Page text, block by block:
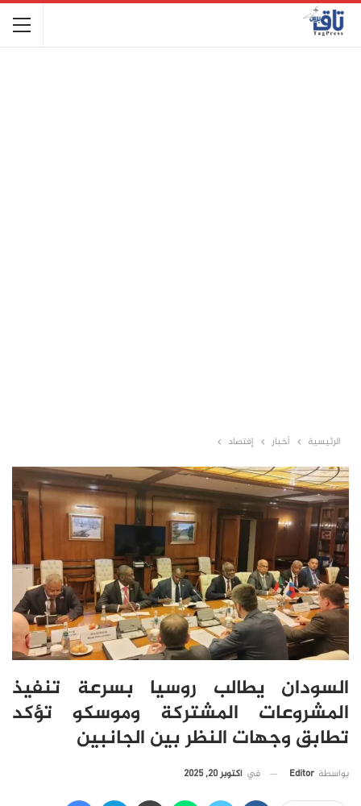
الرئيسية أخبار إقتصاد
السودان يطالب روسيا بسرعة تنفيذ
المشروعات المشتركة وموسكو تؤكد
تطابق وجهات النظر بين الجانبين
بواسطة Editor في أكتوبر 20, 2025